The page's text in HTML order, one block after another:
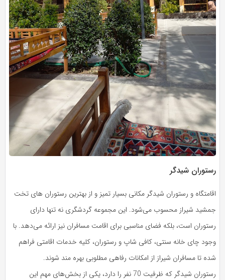
رستوران شیدگر
اقامتگاه و رستوران شیدگر مکانی بسیار تمیز و از بهترین رستوران های تخت
جمشید شیراز محسوب می‌شود. این مجموعه گردشگری نه تنها دارای
رستوران است، بلکه فضای مناسبی برای اقامت مسافران نیز ارائه می‌دهد. با
وجود چای خانه سنتی، کافی شاپ و رستوران، کلیه خدمات اقامتی فراهم
شده تا مسافران شیراز از امکانات رفاهی مطلوبی بهره مند شوند.
رستوران شیدگر که ظرفیت 70 نفر را دارد، یکی از بخش‌های مهم این